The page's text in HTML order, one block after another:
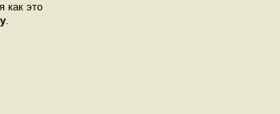
как это
.